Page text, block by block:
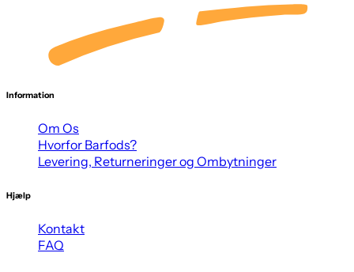
Information
Om Os
Hvorfor Barfods?
Levering, Returneringer og Ombytninger
Hjælp
Kontakt
FAQ